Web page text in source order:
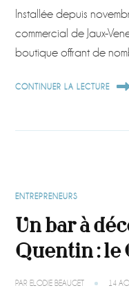
Installée depuis
commercial de Jaux-
boutique offrant de
CONTINUER LA LECTURE
ENTREPRENEURS
Un bar à
Quentin : le
PAR ELODIE BEAUGET 14